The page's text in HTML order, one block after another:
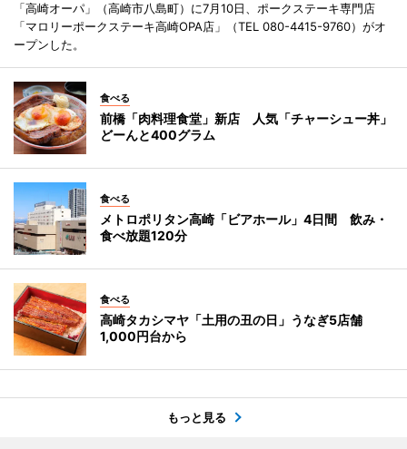
「高崎オーパ」（高崎市八島町）に7月10日、ポークステーキ専門店
「マロリーポークステーキ高崎OPA店」（TEL 080-4415-9760）がオ
ープンした。
食べる
前橋「肉料理食堂」新店 人気「チャーシュー丼」
どーんと400グラム
食べる
メトロポリタン高崎「ビアホール」4日間 飲み・
食べ放題120分
食べる
高崎タカシマヤ「土用の丑の日」うなぎ5店舗
1,000円台から
もっと見る